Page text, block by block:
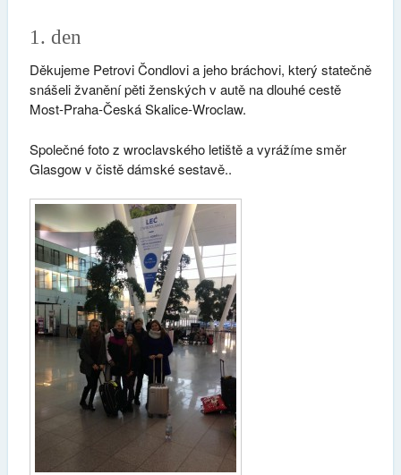
1. den
Děkujeme Petrovi Čondlovi a jeho bráchovi, který statečně
snášeli žvanění pěti ženských v autě na dlouhé cestě
Most-Praha-Česká Skalice-Wroclaw.
Společné foto z wroclavského letiště a vyrážíme směr
Glasgow v čistě dámské sestavě..